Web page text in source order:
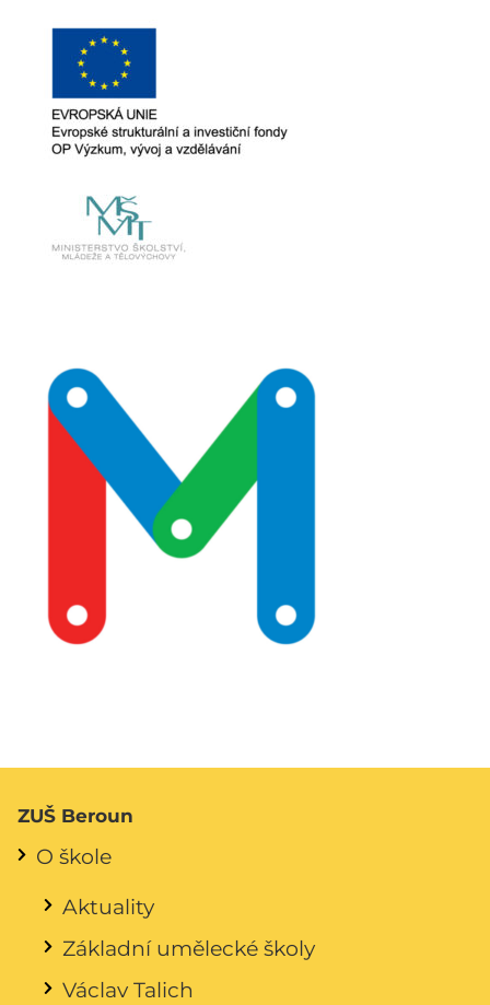
ZUŠ Beroun
O škole
Aktuality
Základní umělecké školy
Václav Talich